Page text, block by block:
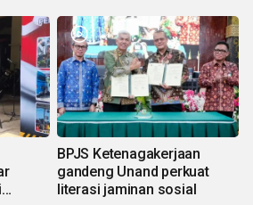
BPJS Ketenagakerjaan
gandeng Unand perkuat
literasi jaminan sosial